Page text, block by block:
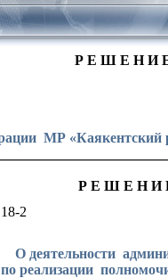
Р Е Ш Е Н И
18 июля
МР «Каякентский
Р Е Ш Е Н И
18-2 18
О деятельности
реализации